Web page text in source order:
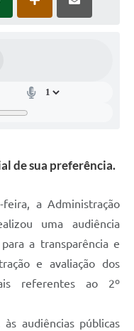
de sua preferência.
a Administração
uma audiência
a transparência e
e avaliação dos
referentes ao 2º
audiências públicas